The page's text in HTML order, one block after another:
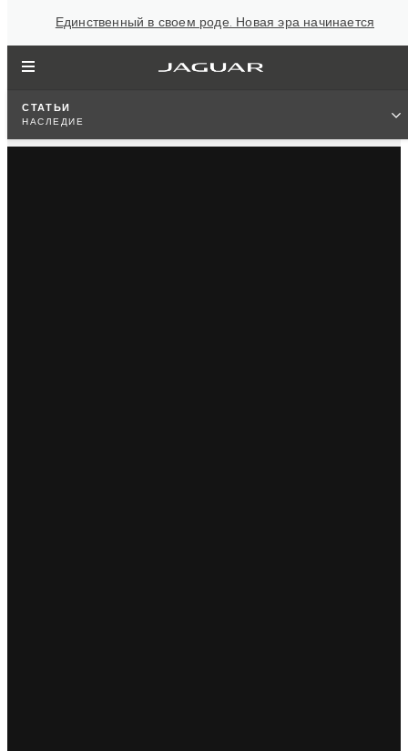
Единственный в своем роде. Новая эра начинается
СТАТЬИ
НАСЛЕДИЕ